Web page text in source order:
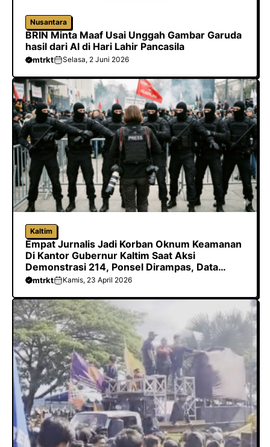
Nusantara
BRIN Minta Maaf Usai Unggah Gambar Garuda
hasil dari AI di Hari Lahir Pancasila
mtrkt Selasa, 2 Juni 2026
Kaltim
Empat Jurnalis Jadi Korban Oknum Keamanan
Di Kantor Gubernur Kaltim Saat Aksi
Demonstrasi 214, Ponsel Dirampas, Data
Dihapus Hingga Dilarang Meliput
mtrkt Kamis, 23 April 2026